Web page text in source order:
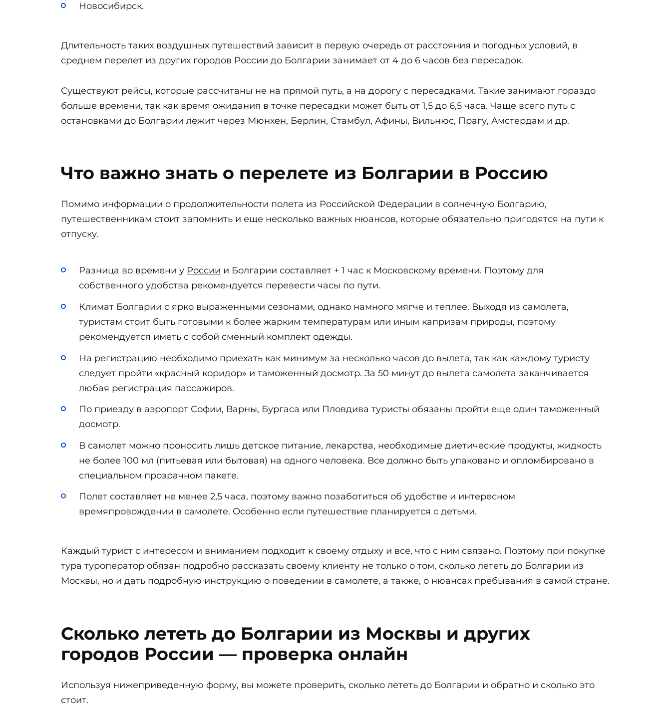
Новосибирск.
Длительность таких воздушных путешествий зависит в первую очередь от расстояния и погодных условий, в
среднем перелет из других городов России до Болгарии занимает от 4 до 6 часов без пересадок.
Существуют рейсы, которые рассчитаны не на прямой путь, а на дорогу с пересадками. Такие занимают гораздо
больше времени, так как время ожидания в точке пересадки может быть от 1,5 до 6,5 часа. Чаще всего путь с
остановками до Болгарии лежит через Мюнхен, Берлин, Стамбул, Афины, Вильнюс, Прагу, Амстердам и др.
Что важно знать о перелете из Болгарии в Россию
Помимо информации о продолжительности полета из Российской Федерации в солнечную Болгарию,
путешественникам стоит запомнить и еще несколько важных нюансов, которые обязательно пригодятся на пути к
отпуску.
Разница во времени у России и Болгарии составляет + 1 час к Московскому времени. Поэтому для
собственного удобства рекомендуется перевести часы по пути.
Климат Болгарии с ярко выраженными сезонами, однако намного мягче и теплее. Выходя из самолета,
туристам стоит быть готовыми к более жарким температурам или иным капризам природы, поэтому
рекомендуется иметь с собой сменный комплект одежды.
На регистрацию необходимо приехать как минимум за несколько часов до вылета, так как каждому туристу
следует пройти «красный коридор» и таможенный досмотр. За 50 минут до вылета самолета заканчивается
любая регистрация пассажиров.
По приезду в аэропорт Софии, Варны, Бургаса или Пловдива туристы обязаны пройти еще один таможенный
досмотр.
В самолет можно проносить лишь детское питание, лекарства, необходимые диетические продукты, жидкость
не более 100 мл (питьевая или бытовая) на одного человека. Все должно быть упаковано и опломбировано в
специальном прозрачном пакете.
Полет составляет не менее 2,5 часа, поэтому важно позаботиться об удобстве и интересном
времяпровождении в самолете. Особенно если путешествие планируется с детьми.
Каждый турист с интересом и вниманием подходит к своему отдыху и все, что с ним связано. Поэтому при покупке
тура туроператор обязан подробно рассказать своему клиенту не только о том, сколько лететь до Болгарии из
Москвы, но и дать подробную инструкцию о поведении в самолете, а также, о нюансах пребывания в самой стране.
Сколько лететь до Болгарии из Москвы и других
городов России — проверка онлайн
Используя нижеприведенную форму, вы можете проверить, сколько лететь до Болгарии и обратно и сколько это
стоит.